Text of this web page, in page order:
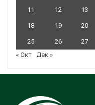
11 12 13
18 19 20
25 26 27
« Окт
Дек »